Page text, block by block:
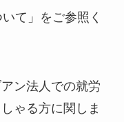
て」をご参照く
ン法人での就労
ゃる方に関しま